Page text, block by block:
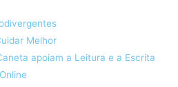
Melhor
apoiam a Leitura e a Escrita